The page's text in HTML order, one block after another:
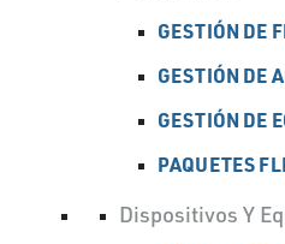
GESTIÓN DE
GESTIÓN DE
GESTIÓN DE
PAQUETES
Dispositivos Y
Software de
flotas en la
momento y en cualquier